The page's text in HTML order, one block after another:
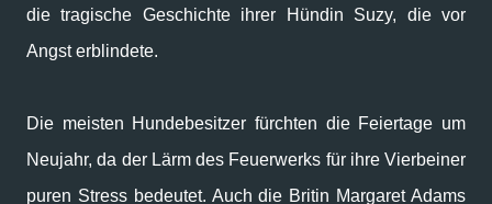
die tragische Geschichte ihrer Hündin Suzy, die vor
Angst erblindete.
Die meisten Hundebesitzer fürchten die Feiertage um
Neujahr, da der Lärm des Feuerwerks für ihre Vierbeiner
puren Stress bedeutet. Auch die Britin Margaret Adams